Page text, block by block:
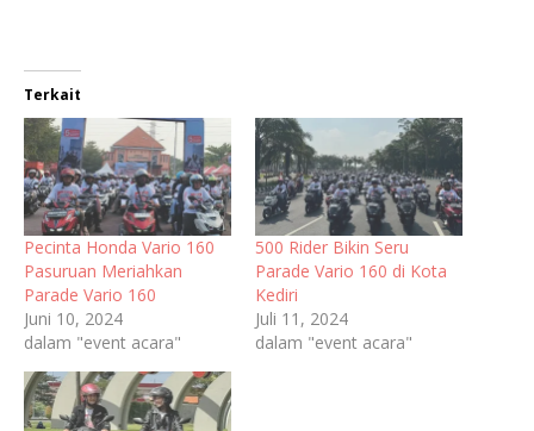
Terkait
Pecinta Honda Vario 160
Pasuruan Meriahkan
Parade Vario 160
Juni 10, 2024
dalam "event acara"
500 Rider Bikin Seru
Parade Vario 160 di Kota
Kediri
Juli 11, 2024
dalam "event acara"